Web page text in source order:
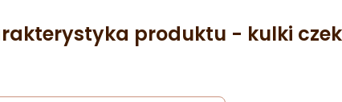
produktu - kulki